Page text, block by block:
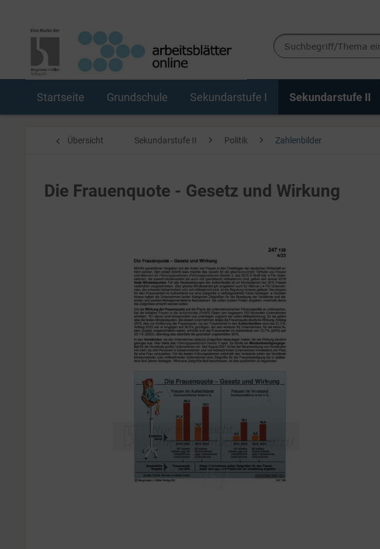
Startseite Grundschule Sekundarstufe I Sekundarstufe II
Übersicht Sekundarstufe II Politik Zahlenbilder
Die Frauenquote - Gesetz und Wirkung